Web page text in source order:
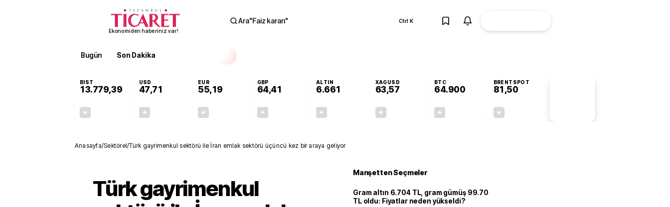
Ekonomiden haberiniz var!
Ara"Faiz kararı" Ctrl K
Bugün Son Dakika
BIST
13.779,39
USD
47,71
EUR
55,19
GBP
64,41
ALTIN
6.661
XAGUSD
63,57
BTC
64.900
BRENTSPOT
81,50
Anasayfa/Sektörel/Türk gayrimenkul sektörü ile İran emlak sektörü üçüncü kez bir araya geliyor
Türk gayrimenkul
Manşetten Seçmeler
Gram altın 6.704 TL, gram gümüş 99.70
TL oldu: Fiyatlar neden yükseldi?